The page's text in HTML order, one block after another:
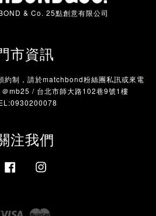
& Co. 25點創意有限公司
市資訊
約制，請於matchbond粉絲團私訊或來電
mb25 / 台北市師大路102巷9號1樓
注我們
Facebook
Visa